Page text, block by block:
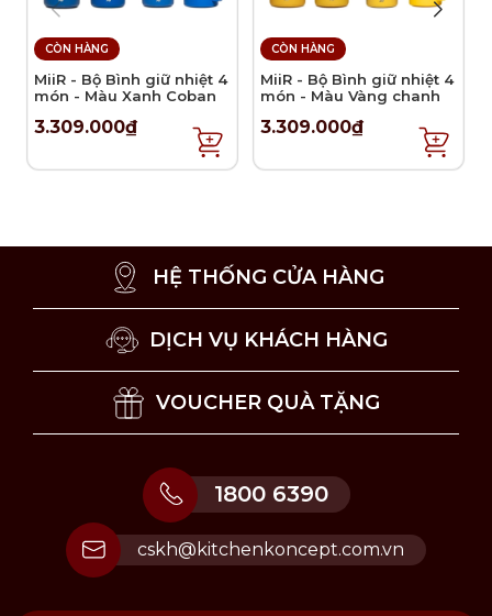
CÒN HÀNG
MiiR - Bộ Bình giữ nhiệt 4
món - Màu Xanh Coban
3.309.000₫
CÒN HÀNG
MiiR - Bộ Bình giữ nhiệt 4
món - Màu Vàng chanh
3.309.000₫
HỆ THỐNG CỬA HÀNG
DỊCH VỤ KHÁCH HÀNG
VOUCHER QUÀ TẶNG
1800 6390
cskh@kitchenkoncept.com.vn